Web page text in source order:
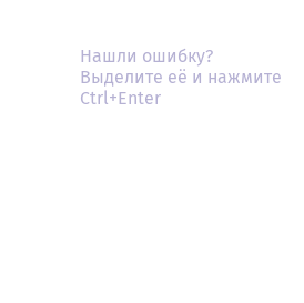
Нашли ошибку?
Выделите её и нажмите
Ctrl+Enter